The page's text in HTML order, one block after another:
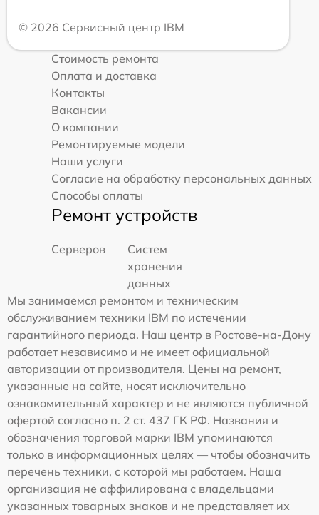
© 2026 Сервисный центр IBM
Стоимость ремонта
Оплата и доставка
Контакты
Вакансии
О компании
Ремонтируемые модели
Наши услуги
Согласие на обработку персональных данных
Способы оплаты
Ремонт устройств
Серверов
Систем
хранения
данных
Мы занимаемся ремонтом и техническим
обслуживанием техники IBM по истечении
гарантийного периода. Наш центр в Ростове-на-Дону
работает независимо и не имеет официальной
авторизации от производителя. Цены на ремонт,
указанные на сайте, носят исключительно
ознакомительный характер и не являются публичной
офертой согласно п. 2 ст. 437 ГК РФ. Названия и
обозначения торговой марки IBM упоминаются
только в информационных целях — чтобы обозначить
перечень техники, с которой мы работаем. Наша
организация не аффилирована с владельцами
указанных товарных знаков и не представляет их